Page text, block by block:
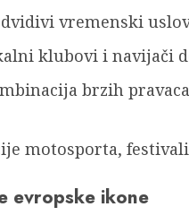
vremenski
klubovi i navijači
brzih
motosporta,
evropske ikone